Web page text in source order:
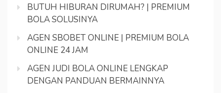
BUTUH HIBURAN DIRUMAH? | PREMIUM
BOLA SOLUSINYA
AGEN SBOBET ONLINE | PREMIUM BOLA
ONLINE 24 JAM
AGEN JUDI BOLA ONLINE LENGKAP
DENGAN PANDUAN BERMAINNYA